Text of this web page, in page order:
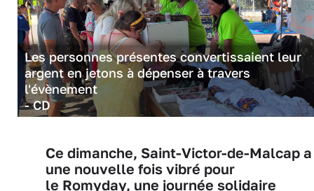
Les personnes présentes convertissaient leur
argent en jetons à dépenser à travers
l'évènement
- CD
Ce dimanche, Saint-Victor-de-Malcap a
une nouvelle fois vibré pour
le Romyday, une journée solidaire